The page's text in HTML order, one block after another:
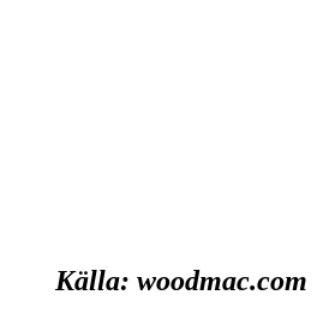
Källa: woodmac.com